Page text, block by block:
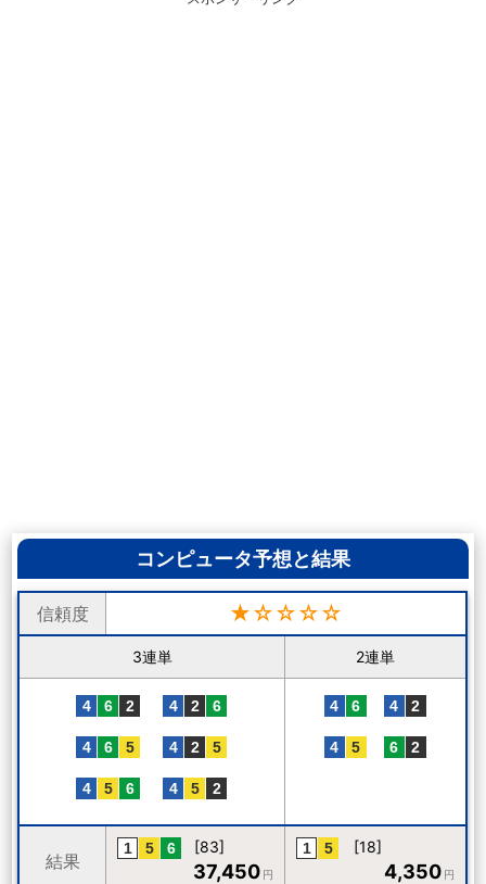
コンピュータ予想と結果
信頼度 ★☆☆☆☆
3連単 2連単
結果
[83]
37,450 円
[18]
4,350 円